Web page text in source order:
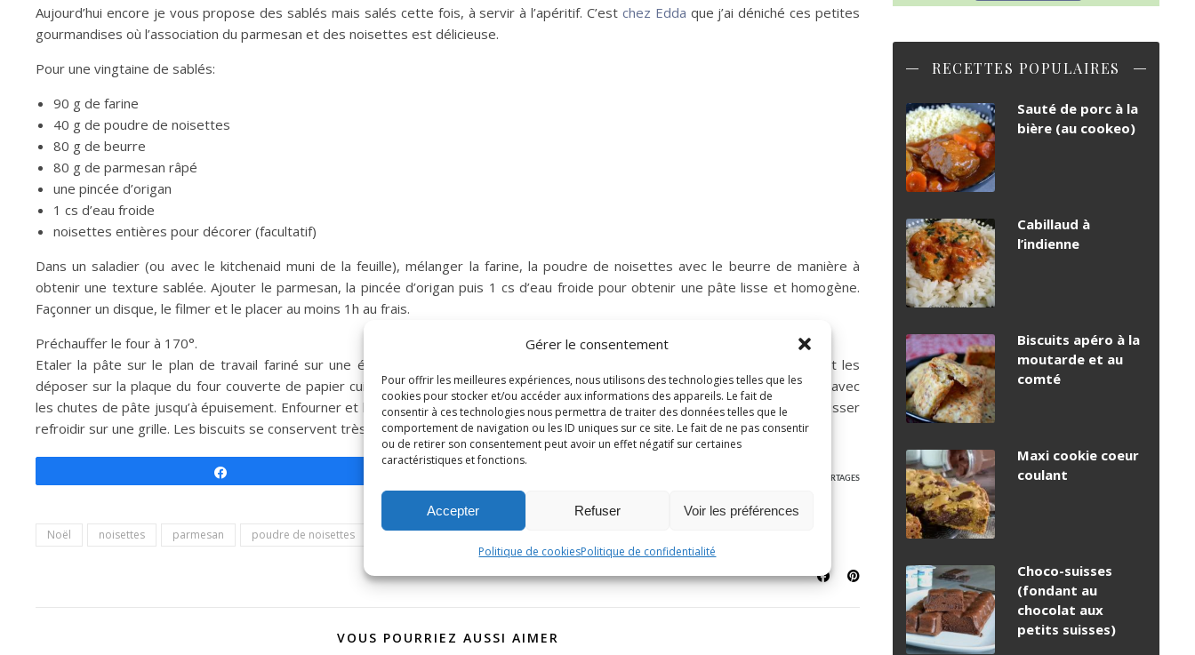
Gérer le consentement
Pour offrir les meilleures expériences, nous utilisons des technologies telles que les
cookies pour stocker et/ou accéder aux informations des appareils. Le fait de
consentir à ces technologies nous permettra de traiter des données telles que le
comportement de navigation ou les ID uniques sur ce site. Le fait de ne pas consentir
ou de retirer son consentement peut avoir un effet négatif sur certaines
caractéristiques et fonctions.
Accepter Refuser Voir les préférences
Politique de cookiesPolitique de confidentialité
Aujourd’hui encore je vous propose des sablés mais salés cette fois, à servir à l’apéritif. C’est chez Edda que j’ai déniché ces petites
gourmandises où l’association du parmesan et des noisettes est délicieuse.
Pour une vingtaine de sablés:
90 g de farine
40 g de poudre de noisettes
80 g de beurre
80 g de parmesan râpé
une pincée d’origan
1 cs d’eau froide
noisettes entières pour décorer (facultatif)
Dans un saladier (ou avec le kitchenaid muni de la feuille), mélanger la farine, la poudre de noisettes avec le beurre de manière à
obtenir une texture sablée. Ajouter le parmesan, la pincée d’origan puis 1 cs d’eau froide pour obtenir une pâte lisse et homogène.
Façonner un disque, le filmer et le placer au moins 1h au frais.
Préchauffer le four à 170°.
Etaler la pâte sur le plan de travail fariné sur une épaisseur de 3-4 mm. Découper les biscuits à l’aide d’un emporte-pièce et les
déposer sur la plaque du four couverte de papier cuisson. Enfoncer une noisettes au centre de chacun (ou pas). Recommencer avec
les chutes de pâte jusqu’à épuisement. Enfourner et laisser cuire 12 à 15 min (selon les fours), les sablés doivent juste dorer. Laisser
refroidir sur une grille. Les biscuits se conservent très bien pendant 2 ou 3 jours dans une boîte.
PARTAGES
Noël noisettes parmesan poudre de noisettes
VOUS POURRIEZ AUSSI AIMER
RECETTES POPULAIRES
Sauté de porc à la
bière (au cookeo)
Cabillaud à
l’indienne
Biscuits apéro à la
moutarde et au
comté
Maxi cookie coeur
coulant
Choco-suisses
(fondant au
chocolat aux
petits suisses)